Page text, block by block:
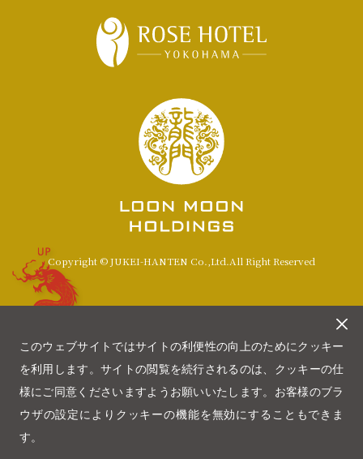
Copyright © JUKEI-HANTEN Co.,Ltd.All Right Reserved
UP
このウェブサイトではサイトの利便性の向上のためにクッキー
を利用します。サイトの閲覧を続行されるのは、クッキーの仕
様にご同意くださいますようお願いいたします。お客様のブラ
ウザの設定によりクッキーの機能を無効にすることもできま
す。